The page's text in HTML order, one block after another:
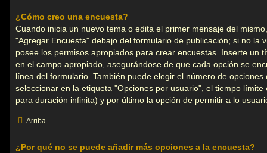
¿Cómo creo una encuesta?
Cuando inicia un nuevo tema o edita el primer mensaje del
"Agregar Encuesta" debajo del formulario de publicación; si no la
posee los permisos apropiados para crear encuestas. Inserte un
en el campo apropiado, asegurándose de que cada opción se
línea del formulario. También puede elegir el número de
seleccionar en la etiqueta "Opciones por usuario", el tiempo
para duración infinita) y por último la opción de permitir a lo
Arriba
¿Por qué no se puede añadir más opciones a la encuesta?